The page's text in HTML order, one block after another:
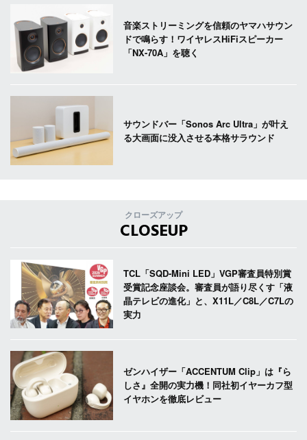
音楽ストリーミングを信頼のヤマハサウン
ドで鳴らす！ワイヤレスHiFiスピーカー
「NX-70A」を聴く
サウンドバー「Sonos Arc Ultra」が叶え
る大画面に没入させる本格サラウンド
クローズアップ
CLOSEUP
TCL「SQD-Mini LED」VGP審査員特別賞
受賞記念座談会。審査員が語り尽くす「液
晶テレビの進化」と、X11L／C8L／C7Lの
実力
ゼンハイザー「ACCENTUM Clip」は『ら
しさ』全開の実力機！同社初イヤーカフ型
イヤホンを徹底レビュー